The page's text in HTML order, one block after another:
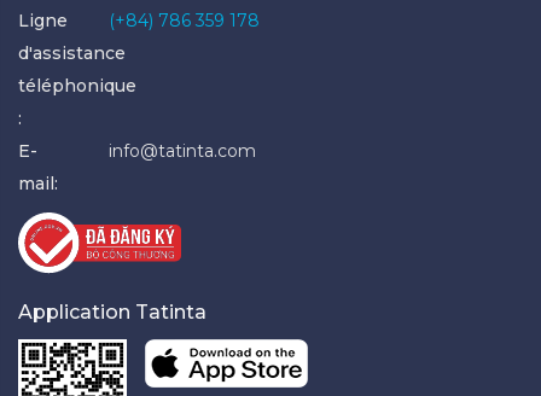
Ligne
d'assistance
téléphonique
:
(+84) 786 359 178
E-
mail:
info@tatinta.com
Application Tatinta